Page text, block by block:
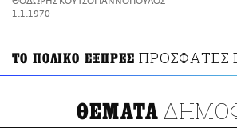
ΑΜΠΑ
1.1.1970
ΤΟ ΠΟΛΙΚΟ ΕΞΠΡΕΣ ΠΡΟΣΦΑΤΕΣ
ΘΕΜΑΤΑ